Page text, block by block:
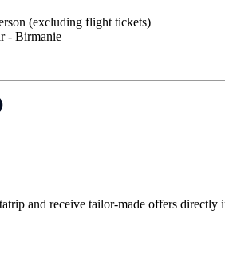
(excluding flight tickets)
- Birmanie
and receive tailor-made offers directly